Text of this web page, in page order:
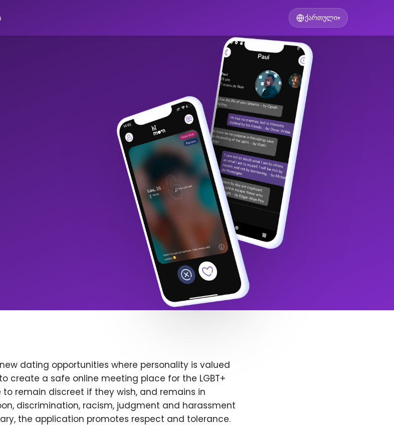
ქართული▾
dating opportunities where personality is valued
create a safe online meeting place for the LGBT+
to remain discreet if they wish, and remains in
discrimination, racism, judgment and harassment
the application promotes respect and tolerance.